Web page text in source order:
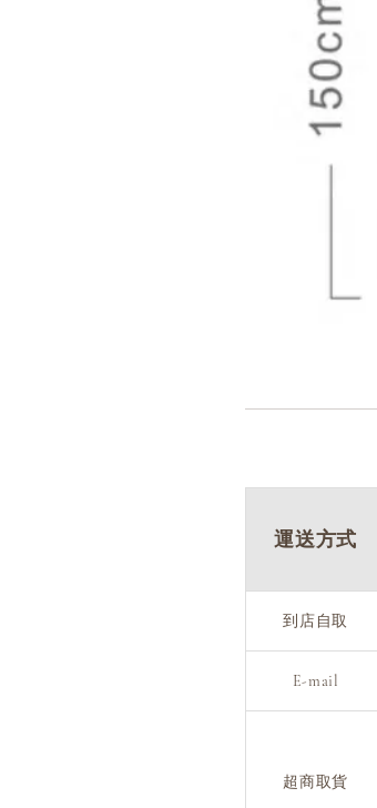
運送方式
到店自取
E-mail
超商取貨